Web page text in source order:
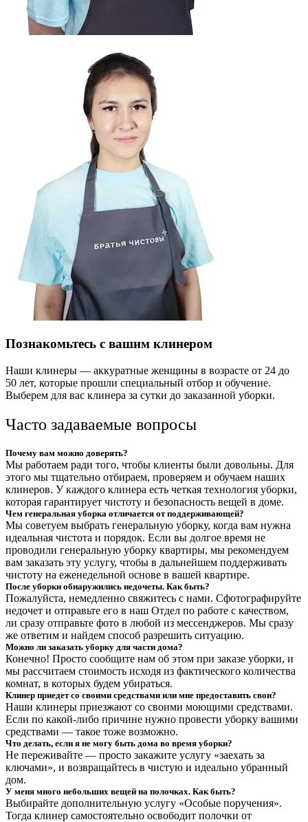
Познакомьтесь с вашим клинером
Наши клинеры — аккуратные женщины в возрасте от 24 до
50 лет, которые прошли специальный отбор и обучение.
Выберем для вас клинера за сутки до заказанной уборки.
Часто задаваемые вопросы
Почему вам можно доверять?
Мы работаем ради того, чтобы клиенты были довольны. Для
этого мы тщательно отбираем, проверяем и обучаем наших
клинеров. У каждого клинера есть четкая технология уборки,
которая гарантирует чистоту и безопасность вещей в доме.
Чем генеральная уборка отличается от поддерживающей?
Мы советуем выбрать генеральную уборку, когда вам нужна
идеальная чистота и порядок. Если вы долгое время не
проводили генеральную уборку квартиры, мы рекомендуем
вам заказать эту услугу, чтобы в дальнейшем поддерживать
чистоту на еженедельной основе в вашей квартире.
После уборки обнаружились недочеты. Как быть?
Пожалуйста, немедленно свяжитесь с нами. Сфотографируйте
недочет и отправьте его в наш Отдел по работе с качеством,
ли сразу отправьте фото в любой из мессенджеров. Мы сразу
же ответим и найдем способ разрешить ситуацию.
Можно ли заказать уборку для части дома?
Конечно! Просто сообщите нам об этом при заказе уборки, и
мы рассчитаем стоимость исходя из фактического количества
комнат, в которых будем убираться.
Клинер приедет со своими средствами или мне предоставить свои?
Наши клинеры приезжают со своими моющими средствами.
Если по какой-либо причине нужно провести уборку вашими
средствами — такое тоже возможно.
Что делать, если я не могу быть дома во время уборки?
Не переживайте — просто закажите услугу «заехать за
ключами», и возвращайтесь в чистую и идеально убранный
дом.
У меня много небольших вещей на полочках. Как быть?
Выбирайте дополнительную услугу «Особые поручения».
Тогда клинер самостоятельно освободит полочки от